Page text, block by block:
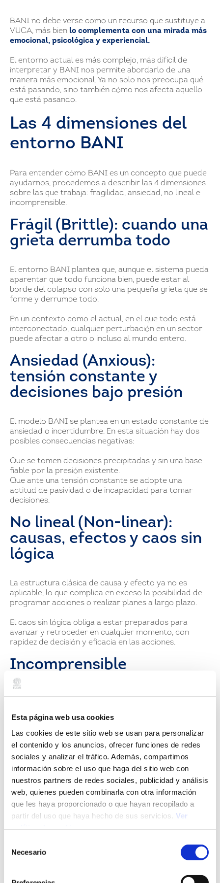
Esta página web usa cookies
Las cookies de este sitio web se usan para personalizar
el contenido y los anuncios, ofrecer funciones de redes
sociales y analizar el tráfico. Además, compartimos
información sobre el uso que haga del sitio web con
nuestros partners de redes sociales, publicidad y análisis
web, quienes pueden combinarla con otra información
que les haya proporcionado o que hayan recopilado a
partir del uso que haya hecho de sus servicios. Ver
Necesario
BANI no debe verse como un recurso que sustituye a
VUCA, más bien lo complementa con una mirada más
emocional, psicológica y experiencial.
El entorno actual es más complejo, más difícil de
interpretar y BANI nos permite abordarlo de una
manera más emocional. Ya no solo nos preocupa qué
está pasando, sino también cómo nos afecta aquello
que está pasando.
Las 4 dimensiones del
entorno BANI
Para entender cómo BANI es un concepto que puede
ayudarnos, procedemos a describir las 4 dimensiones
sobre las que trabaja: fragilidad, ansiedad, no lineal e
incomprensible.
Frágil (Brittle): cuando una
grieta derrumba todo
El entorno BANI plantea que, aunque el sistema pueda
aparentar que todo funciona bien, puede estar al
borde del colapso con solo una pequeña grieta que se
forme y derrumbe todo.
En un contexto como el actual, en el que todo está
interconectado, cualquier perturbación en un sector
puede afectar a otro o incluso al mundo entero.
Ansiedad (Anxious):
tensión constante y
decisiones bajo presión
El modelo BANI se plantea en un estado constante de
ansiedad o incertidumbre. En esta situación hay dos
posibles consecuencias negativas:
Que se tomen decisiones precipitadas y sin una base
fiable por la presión existente.
Que ante una tensión constante se adopte una
actitud de pasividad o de incapacidad para tomar
decisiones.
No lineal (Non-linear):
causas, efectos y caos sin
lógica
La estructura clásica de causa y efecto ya no es
aplicable, lo que complica en exceso la posibilidad de
programar acciones o realizar planes a largo plazo.
El caos sin lógica obliga a estar preparados para
avanzar y retroceder en cualquier momento, con
rapidez de decisión y eficacia en las acciones.
Incomprensible
(Incomprehensible):
cuando los datos no
explican nada
La
desinformación está en su nivel más elevado en la
. La búsqueda incesante de datos de forma
masiva sin una capacidad organizativa y analítica
provoca un estado inexplicable, en el que resulta
imposible encontrar la verdad y actuar en
consecuencia.
innovadoras y originales frente a problemas